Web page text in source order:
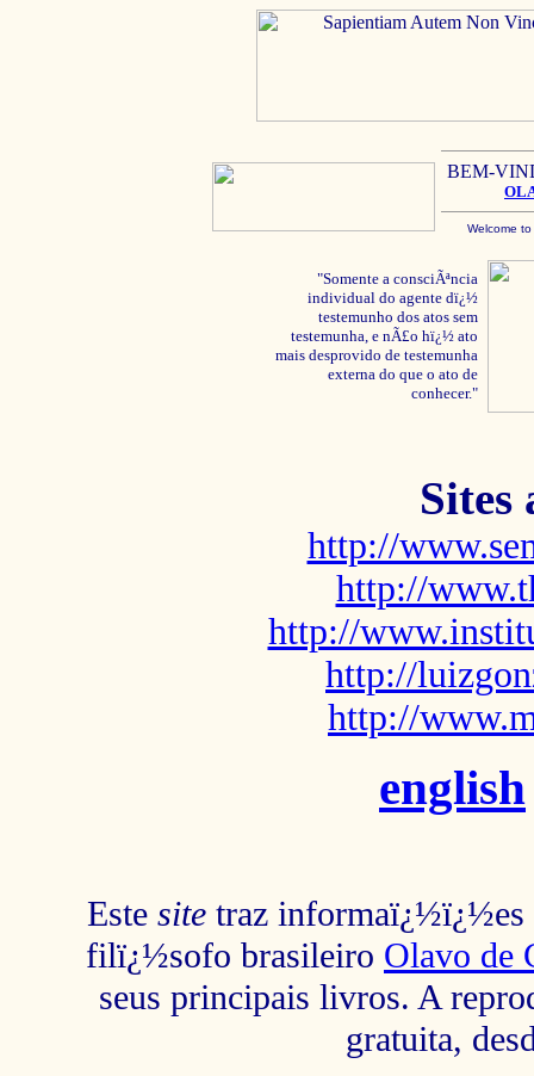
BEM-
Welcome
"Somente a consciÃªncia
individual do agente dï¿½
testemunho dos atos sem
testemunha, e nÃ£o hï¿½ ato
mais desprovido de testemunha
externa do que o ato de
conhecer."
Sites
http://
http://
http://
http://
http://
english
Este site traz informaï¿½ï¿½es
filï¿½sofo brasileiro Olavo de
seus principais livros. A
gratuita,